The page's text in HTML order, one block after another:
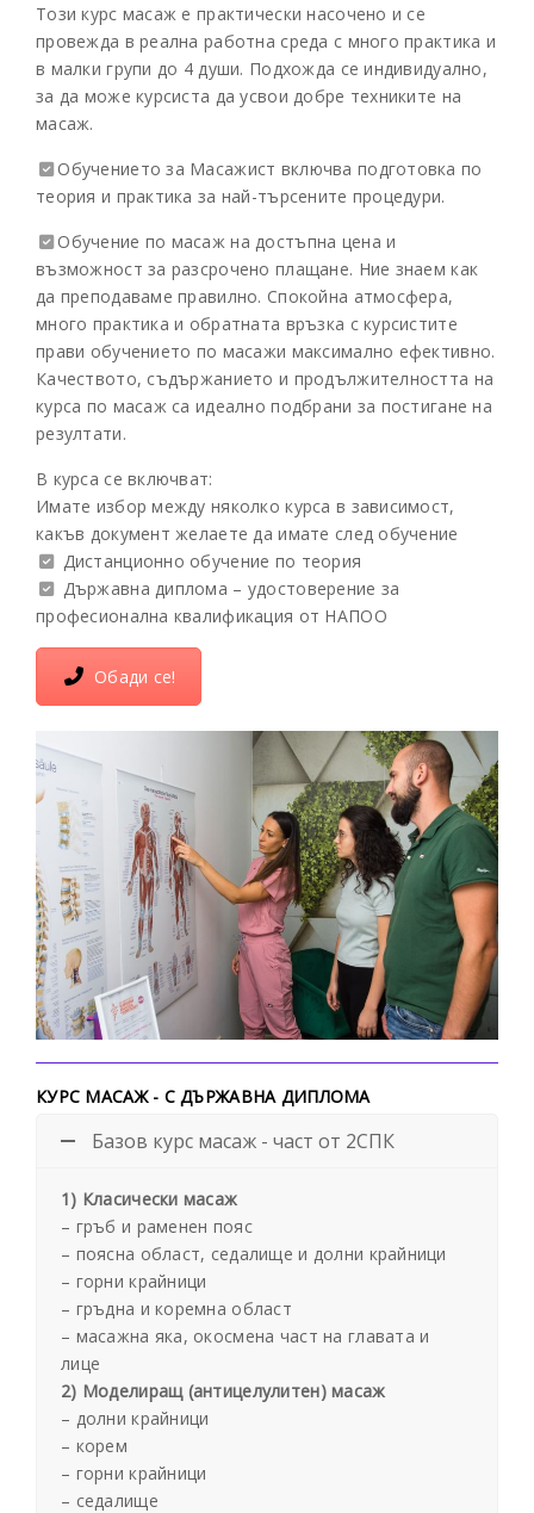
Този курс масаж е практически насочено и се
провежда в реална работна среда с много практика и
в малки групи до 4 души. Подхожда се индивидуално,
за да може курсиста да усвои добре техниките на
масаж.
Обучението за Масажист включва подготовка по
теория и практика за най-търсените процедури.
Обучение по масаж на достъпна цена и
възможност за разсрочено плащане. Ние знаем как
да преподаваме правилно. Спокойна атмосфера,
много практика и обратната връзка с курсистите
прави обучението по масажи максимално ефективно.
Качеството, съдържанието и продължителността на
курса по масаж са идеално подбрани за постигане на
резултати.
В курса се включват:
Имате избор между няколко курса в зависимост,
какъв документ желаете да имате след обучение
Дистанционно обучение по теория
Държавна диплома – удостоверение за
професионална квалификация от НАПОО
Обади се!
КУРС МАСАЖ - С ДЪРЖАВНА ДИПЛОМА
Базов курс масаж - част от 2СПК
1) Класически масаж
– гръб и раменен пояс
– поясна област, седалище и долни крайници
– горни крайници
– гръдна и коремна област
– масажна яка, окосмена част на главата и
лице
2) Моделиращ (антицелулитен) масаж
– долни крайници
– корем
– горни крайници
– седалище